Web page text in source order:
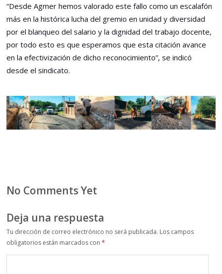
“Desde Agmer hemos valorado este fallo como un escalafón
más en la histórica lucha del gremio en unidad y diversidad
por el blanqueo del salario y la dignidad del trabajo docente,
por todo esto es que esperamos que esta citación avance
en la efectivización de dicho reconocimiento”, se indicó
desde el sindicato.
No Comments Yet
Deja una respuesta
Tu dirección de correo electrónico no será publicada. Los campos
obligatorios están marcados con*